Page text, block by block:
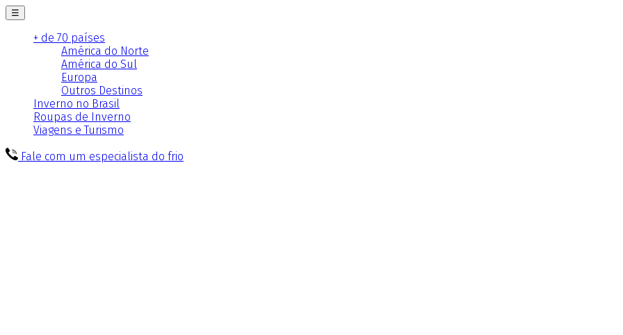
☰
+ de 70 países
América do Norte
América do Sul
Europa
Outros Destinos
Inverno no Brasil
Roupas de Inverno
Viagens e Turismo
Fale com um especialista do frio